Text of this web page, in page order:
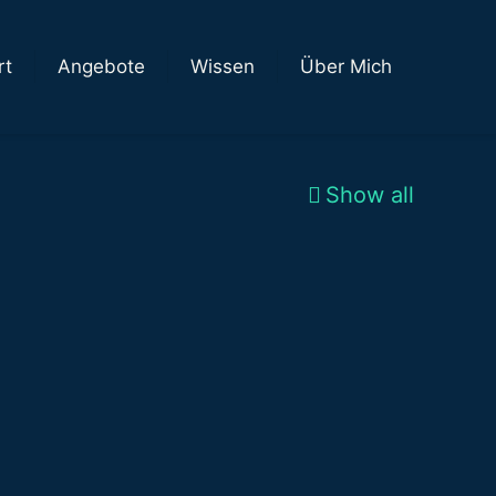
Angebote Wissen Über Mich
Show all